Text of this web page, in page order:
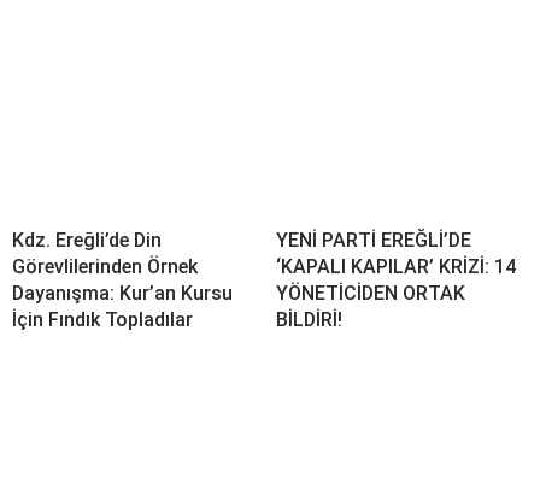
Kdz. Ereğli’de Din
Görevlilerinden Örnek
Dayanışma: Kur’an Kursu
İçin Fındık Topladılar
YENİ PARTİ EREĞLİ’DE
‘KAPALI KAPILAR’ KRİZİ: 14
YÖNETİCİDEN ORTAK
BİLDİRİ!